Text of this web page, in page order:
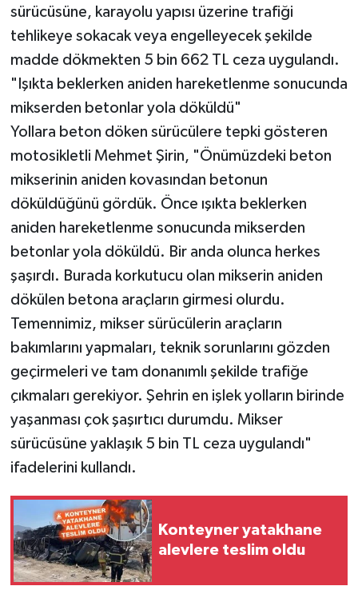
sürücüsüne, karayolu yapısı üzerine trafiği
tehlikeye sokacak veya engelleyecek şekilde
madde dökmekten 5 bin 662 TL ceza uygulandı.
"Işıkta beklerken aniden hareketlenme sonucunda
mikserden betonlar yola döküldü"
Yollara beton döken sürücülere tepki gösteren
motosikletli Mehmet Şirin, "Önümüzdeki beton
mikserinin aniden kovasından betonun
döküldüğünü gördük. Önce ışıkta beklerken
aniden hareketlenme sonucunda mikserden
betonlar yola döküldü. Bir anda olunca herkes
şaşırdı. Burada korkutucu olan mikserin aniden
dökülen betona araçların girmesi olurdu.
Temennimiz, mikser sürücülerin araçların
bakımlarını yapmaları, teknik sorunlarını gözden
geçirmeleri ve tam donanımlı şekilde trafiğe
çıkmaları gerekiyor. Şehrin en işlek yolların birinde
yaşanması çok şaşırtıcı durumdu. Mikser
sürücüsüne yaklaşık 5 bin TL ceza uygulandı"
ifadelerini kullandı.
Konteyner yatakhane
alevlere teslim oldu